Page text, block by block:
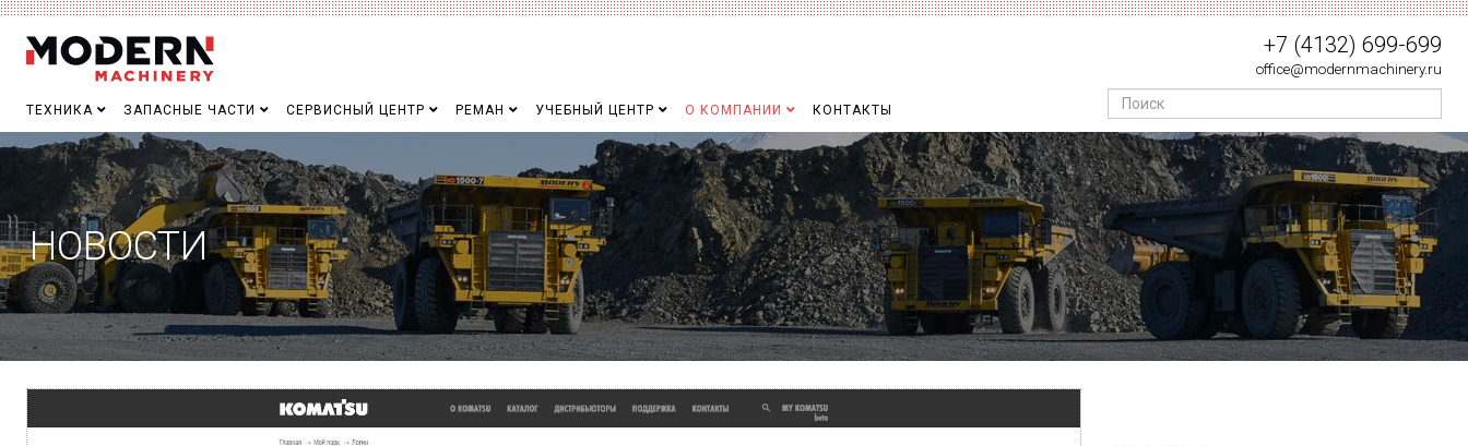
+7 (4132) 699-699
office@modernmachinery.ru
ТЕХНИКА ЗАПАСНЫЕ ЧАСТИ СЕРВИСНЫЙ ЦЕНТР РЕМАН УЧЕБНЫЙ ЦЕНТР О КОМПАНИИ КОНТАКТЫ
НОВОСТИ